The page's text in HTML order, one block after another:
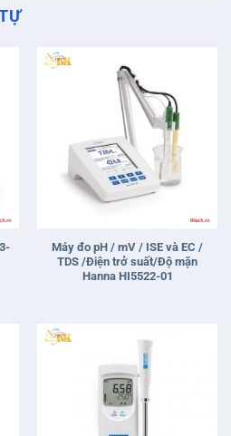
Máy đo pH / mV / ISE và EC /
TDS /Điện trở suất/Độ mặn
Hanna HI5522-01